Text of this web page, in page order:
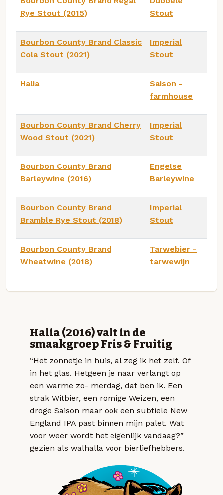
Rye Stout (2015)
Stout
Bourbon County Brand Classic
Cola Stout (2021)
Imperial
Stout
Halia
Saison -
farmhouse
Bourbon County Brand Cherry
Wood Stout (2021)
Imperial
Stout
Bourbon County Brand
Barleywine (2016)
Engelse
Barleywine
Bourbon County Brand
Bramble Rye Stout (2018)
Imperial
Stout
Bourbon County Brand
Wheatwine (2018)
Tarwebier -
tarwewijn
Halia (2016) valt in de
smaakgroep Fris & Fruitig
“Het zonnetje in huis, al zeg ik het zelf. Of
in het glas. Hetgeen je naar verlangt op
een warme zo- merdag, dat ben ik. Een
strak Witbier, een romige Weizen, een
droge Saison maar ook een subtiele New
England IPA past binnen mijn palet. Wat
voor weer wordt het eigenlijk vandaag?”
gezien als walhalla voor bierliefhebbers.